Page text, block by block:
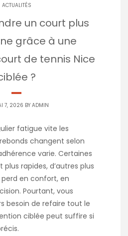
ACTUALITÉS
un court plus
grâce à une
de tennis Nice
?
7, 2026 BYADMIN
fatigue vite les
changent selon
varie. Certaines
rapides, d’autres plus
perd en confort, en
Pourtant, vous
besoin de refaire tout le
ciblée peut suffire si